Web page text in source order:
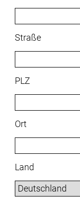
Straße
PLZ
Ort
Land